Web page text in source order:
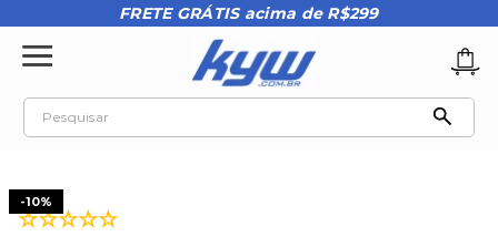
FRETE GRÁTIS acima de R$299
Pesquisar
-10%
☆☆☆☆☆
1º